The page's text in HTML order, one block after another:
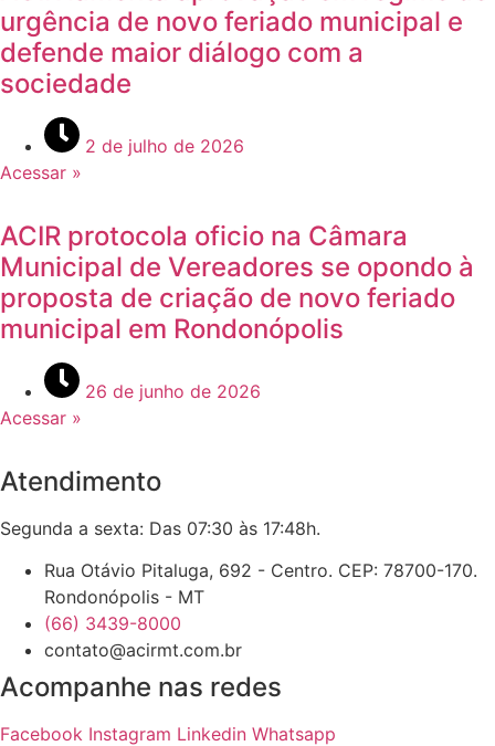
urgência de novo feriado municipal e
defende maior diálogo com a
sociedade
2 de julho de 2026
Acessar »
ACIR protocola oficio na Câmara
Municipal de Vereadores se opondo à
proposta de criação de novo feriado
municipal em Rondonópolis
26 de junho de 2026
Acessar »
Atendimento
Segunda a sexta: Das 07:30 às 17:48h.
Rua Otávio Pitaluga, 692 - Centro. CEP: 78700-170.
Rondonópolis - MT
(66) 3439-8000
contato@acirmt.com.br
Acompanhe nas redes
Facebook Instagram Linkedin Whatsapp